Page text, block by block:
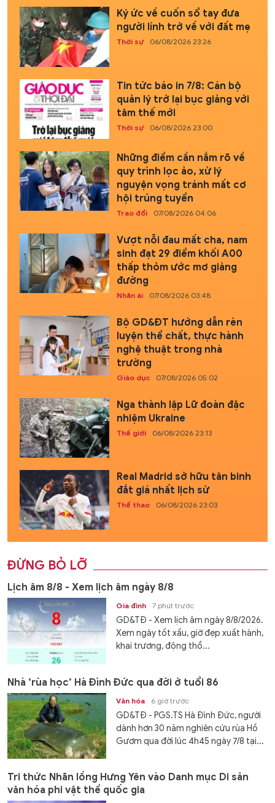
Ký ức về cuốn sổ tay đưa
người lính trở về với đất mẹ
Thời sự 06/08/2026 23:26
Tin tức báo in 7/8: Cán bộ
quản lý trở lại bục giảng với
tâm thế mới
Thời sự 06/08/2026 23:00
Những điểm cần nắm rõ về
quy trình lọc ảo, xử lý
nguyện vọng tránh mất cơ
hội trúng tuyển
Trao đổi 07/08/2026 04:06
Vượt nỗi đau mất cha, nam
sinh đạt 29 điểm khối A00
thấp thỏm ước mơ giảng
đường
Nhân ái 07/08/2026 03:48
Bộ GD&ĐT hướng dẫn rèn
luyện thể chất, thực hành
nghệ thuật trong nhà
trường
Giáo dục 07/08/2026 05:02
Nga thành lập Lữ đoàn đặc
nhiệm Ukraine
Thế giới 06/08/2026 23:13
Real Madrid sở hữu tân binh
đắt giá nhất lịch sử
Thể thao 06/08/2026 23:03
ĐỪNG BỎ LỠ
Lịch âm 8/8 - Xem lịch âm ngày 8/8
Gia đình 7 phút trước
GD&TĐ - Xem lịch âm ngày 8/8/2026.
Xem ngày tốt xấu, giờ đẹp xuất hành,
khai trương, động thổ...
Nhà ‘rùa học’ Hà Đình Đức qua đời ở tuổi 86
Văn hóa 6 giờ trước
GD&TĐ - PGS.TS Hà Đình Đức, người
dành hơn 30 năm nghiên cứu rùa Hồ
Gươm qua đời lúc 4h45 ngày 7/8 tại...
Tri thức Nhãn lồng Hưng Yên vào Danh mục Di sản
văn hóa phi vật thể quốc gia